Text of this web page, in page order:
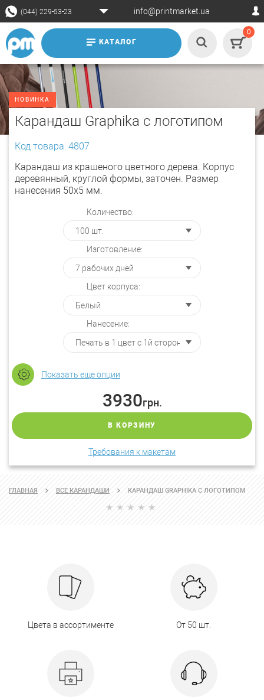
(044) 229-53-23 info@printmarket.ua
КАТАЛОГ
0
Карандаш Graphika с логотипом
Код товара: 4807
Карандаш из крашеного цветного дерева. Корпус
деревянный, круглой формы, заточен. Размер
нанесения 50х5 мм.
Количество:
Изготовление:
Цвет корпуса:
Нанесение:
Показать еще опции
3930грн.
В КОРЗИНУ
Требования к макетам
НОВИНКА
ГЛАВНАЯ ВСЕ КАРАНДАШИ КАРАНДАШ GRAPHIKA С ЛОГОТИПОМ
Цвета в ассортименте От 50 шт.